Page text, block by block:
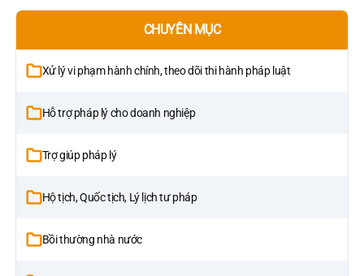
CHUYÊN MỤC
Xử lý vi phạm hành chính, theo dõi thi hành pháp luật
Hỗ trợ pháp lý cho doanh nghiệp
Trợ giúp pháp lý
Hộ tịch, Quốc tịch, Lý lịch tư pháp
Bồi thường nhà nước